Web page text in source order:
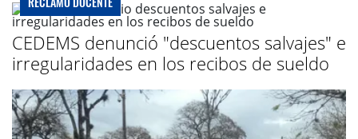
CEDEMS denunció "descuentos salvajes" e
irregularidades en los recibos de sueldo